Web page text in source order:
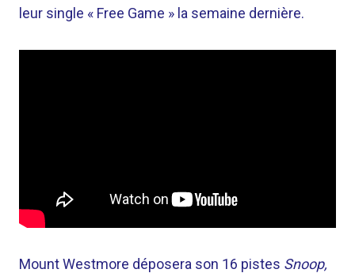
leur single « Free Game » la semaine dernière.
Mount Westmore déposera son 16 pistes Snoop,